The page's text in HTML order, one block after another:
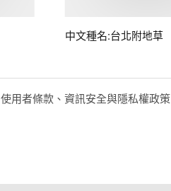
中文種名:台北附地草
使用者條款、資訊安全與隱私權政策